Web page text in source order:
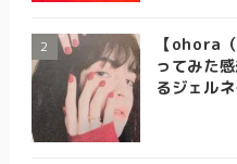
【ohora
ってみた
るジェル